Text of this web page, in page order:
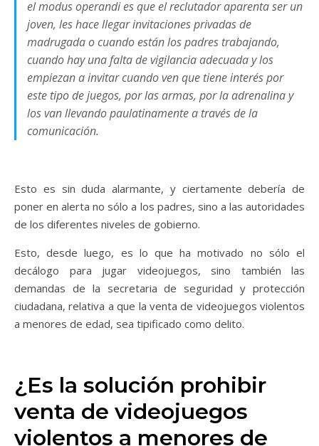
el modus operandi es que el reclutador aparenta ser un
joven, les hace llegar invitaciones privadas de
madrugada o cuando están los padres trabajando,
cuando hay una falta de vigilancia adecuada y los
empiezan a invitar cuando ven que tiene interés por
este tipo de juegos, por las armas, por la adrenalina y
los van llevando paulatinamente a través de la
comunicación.
Esto es sin duda alarmante, y ciertamente debería de
poner en alerta no sólo a los padres, sino a las autoridades
de los diferentes niveles de gobierno.
Esto, desde luego, es lo que ha motivado no sólo el
decálogo para jugar videojuegos, sino también las
demandas de la secretaria de seguridad y protección
ciudadana, relativa a que la venta de videojuegos violentos
a menores de edad, sea tipificado como delito.
¿Es la solución prohibir
venta de videojuegos
violentos a menores de